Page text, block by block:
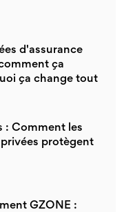
d'assurance
ça
ça change tout
: Comment les
protègent
GZONE :